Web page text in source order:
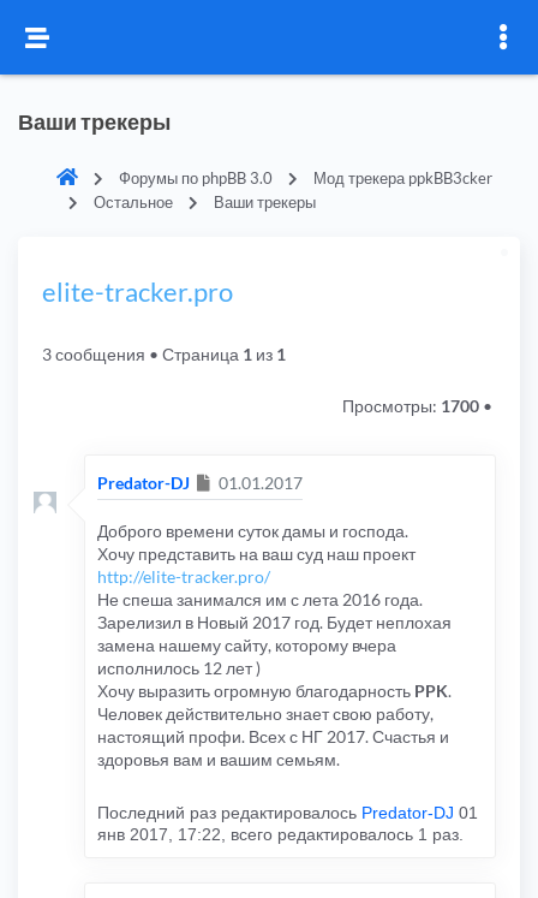
Ваши трекеры
Форумы по phpBB 3.0
Мод трекера ppkBB3cker
Остальное
Ваши трекеры
elite-tracker.pro
3 сообщения • Страница 1 из 1
Просмотры: 1700 •
Predator-DJ Сообщение
01.01.2017
Доброго времени суток дамы и господа.
Хочу представить на ваш суд наш проект
http://elite-tracker.pro/
Не спеша занимался им с лета 2016 года.
Зарелизил в Новый 2017 год. Будет неплохая
замена нашему сайту, которому вчера
исполнилось 12 лет )
Хочу выразить огромную благодарность PPK.
Человек действительно знает свою работу,
настоящий профи. Всех с НГ 2017. Счастья и
здоровья вам и вашим семьям.
Последний раз редактировалось Predator-DJ 01
янв 2017, 17:22, всего редактировалось 1 раз.